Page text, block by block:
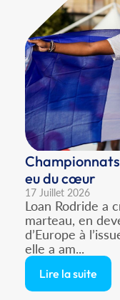
Championnats
eu du cœur
17 Juillet 2026
Loan Rodride a
marteau, en
d’Europe à
elle a am...
Lire la suite